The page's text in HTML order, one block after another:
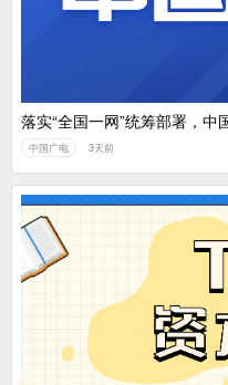
落实“全国一网”统筹部署，
中国广电 3天前